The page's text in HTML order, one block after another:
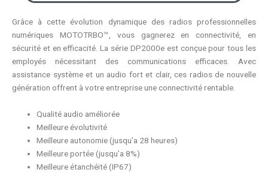
Grâce à cette évolution dynamique des radios professionnelles
numériques MOTOTRBO™, vous gagnerez en connectivité, en
sécurité et en efficacité. La série DP2000e est conçue pour tous les
employés nécessitant des communications efficaces. Avec
assistance système et un audio fort et clair, ces radios de nouvelle
génération offrent à votre entreprise une connectivité rentable.
Qualité audio améliorée
Meilleure évolutivité
Meilleure autonomie (jusqu’a 28 heures)
Meilleure portée (jusqu’a 8%)
Meilleure étanchéité (IP67)